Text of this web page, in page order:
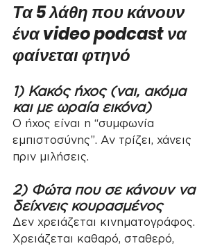
Τα 5 λάθη που κάνουν
ένα video podcast να
φαίνεται φτηνό
1) Κακός ήχος (ναι, ακόμα
και με ωραία εικόνα)
Ο ήχος είναι η “συμφωνία
εμπιστοσύνης”. Αν τρίζει, χάνεις
πριν μιλήσεις.
2) Φώτα που σε κάνουν να
δείχνεις κουρασμένος
Δεν χρειάζεται κινηματογράφος.
Χρειάζεται καθαρό, σταθερό,